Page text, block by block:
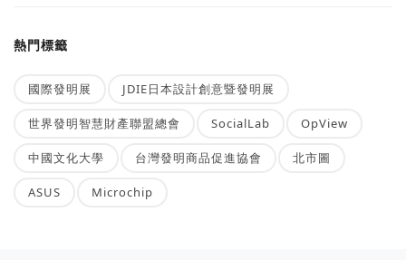
熱門標籤
國際發明展 JDIE日本設計創意暨發明展
世界發明智慧財產聯盟總會 SocialLab OpView
中國文化大學 台灣發明商品促進協會 北市圖
ASUS Microchip